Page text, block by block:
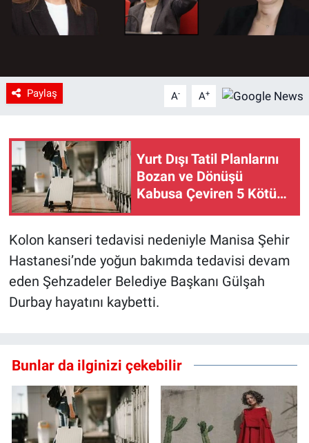
Paylaş A- A+
Yurt Dışı Tatil Planlarını
Bozan ve Dönüşü
Kabusa Çeviren 5 Kötü
Kolon kanseri tedavisi nedeniyle Manisa Şehir
Hastanesi’nde yoğun bakımda tedavisi devam
eden Şehzadeler Belediye Başkanı Gülşah
Durbay hayatını kaybetti.
Bunlar da ilginizi çekebilir